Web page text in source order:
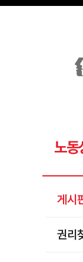
메뉴 건너뛰기
노동
게시
권리
권리찾기수첩 검색
찾아보기
노동조합 가입 안내